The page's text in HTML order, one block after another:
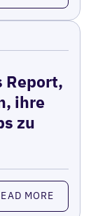
Report,
ihre
zu
MORE